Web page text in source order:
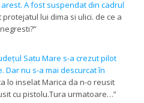
A fost suspendat din cadrul
lui dima si ulici. de ce a
”
Satu Mare s-a crezut pilot
Dar nu s-a mai descurcat în
lo inselat Marica da n-o reusit
cu pistolu.Tura urmatoare…”